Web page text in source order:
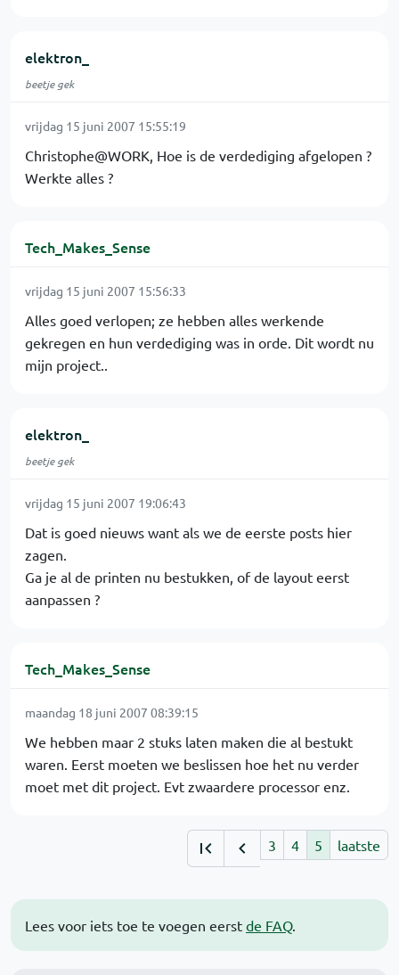
Lees voor iets toe te voegen eerst de FAQ.
elektron_
beetje gek
vrijdag 15 juni 2007 15:55:19
Christophe@WORK, Hoe is de verdediging afgelopen ?
Werkte alles ?
Tech_Makes_Sense
vrijdag 15 juni 2007 15:56:33
Alles goed verlopen; ze hebben alles werkende
gekregen en hun verdediging was in orde. Dit wordt nu
mijn project..
elektron_
beetje gek
vrijdag 15 juni 2007 19:06:43
Dat is goed nieuws want als we de eerste posts hier
zagen.
Ga je al de printen nu bestukken, of de layout eerst
aanpassen ?
Tech_Makes_Sense
maandag 18 juni 2007 08:39:15
We hebben maar 2 stuks laten maken die al bestukt
waren. Eerst moeten we beslissen hoe het nu verder
moet met dit project. Evt zwaardere processor enz.
3 4 5 laatste